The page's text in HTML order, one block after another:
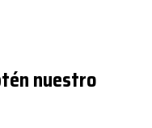
nuestro